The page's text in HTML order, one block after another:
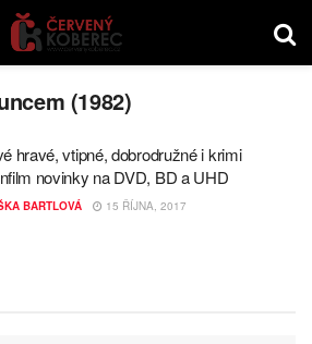
(1982)
hravé, vtipné, dobrodružné i krimi
novinky na DVD, BD a UHD
BARTLOVÁ 15 ŘÍJNA, 2017